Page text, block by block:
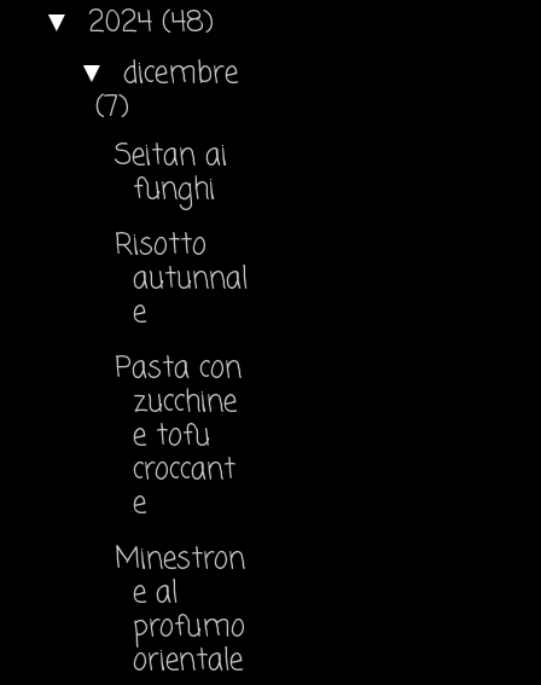
▼ 2024 (48)
▼ dicembre
(7)
Seitan ai
funghi
Risotto
autunnal
e
Pasta con
zucchine
e tofu
croccant
e
Minestron
e al
profumo
orientale